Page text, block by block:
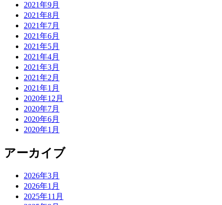
2021年9月
2021年8月
2021年7月
2021年6月
2021年5月
2021年4月
2021年3月
2021年2月
2021年1月
2020年12月
2020年7月
2020年6月
2020年1月
アーカイブ
2026年3月
2026年1月
2025年11月